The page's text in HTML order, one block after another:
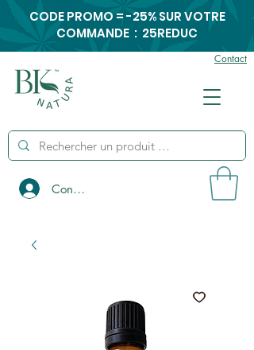
Contact
Connexion
CODE PROMO = -25% SUR VOTRE
COMMANDE : 25REDUC